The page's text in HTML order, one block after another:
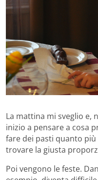
La mattina mi sveglio e,
inizio a pensare a cosa
fare dei pasti quanto
trovare la giusta
Poi vengono le feste.